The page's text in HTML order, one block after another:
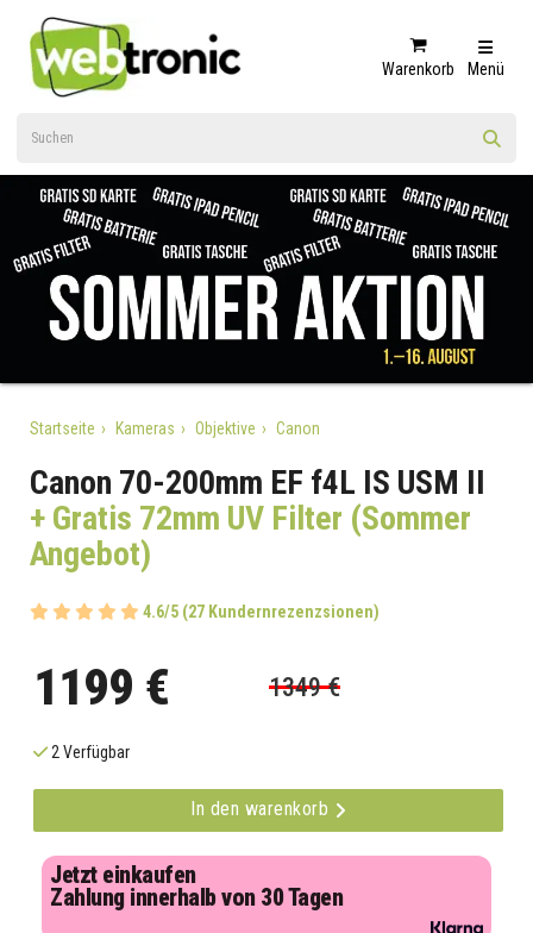
Warenkorb Menü
Startseite Kameras Objektive Canon
Canon 70-200mm EF f4L IS USM II
+ Gratis 72mm UV Filter (Sommer
Angebot)
4.6/5 (27 Kundernrezenzsionen)
1199 € 1349 €
2 Verfügbar
In den warenkorb
Jetzt einkaufen
Zahlung innerhalb von 30 Tagen